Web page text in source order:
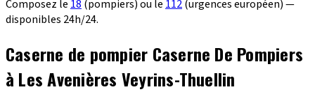
Composez le 18 (pompiers) ou le 112(urgences européen) —
disponibles 24h/24.
Caserne de pompier Caserne De Pompiers
à Les Avenières Veyrins-Thuellin